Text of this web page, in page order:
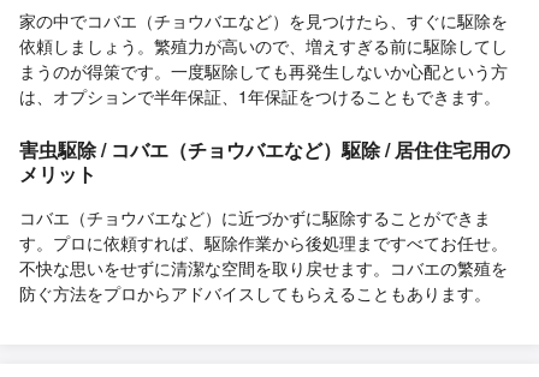
家の中でコバエ（チョウバエなど）を見つけたら、すぐに駆除を
依頼しましょう。繁殖力が高いので、増えすぎる前に駆除してし
まうのが得策です。一度駆除しても再発生しないか心配という方
は、オプションで半年保証、1年保証をつけることもできます。
害虫駆除 / コバエ（チョウバエなど）駆除 / 居住住宅用の
メリット
コバエ（チョウバエなど）に近づかずに駆除することができま
す。プロに依頼すれば、駆除作業から後処理まですべてお任せ。
不快な思いをせずに清潔な空間を取り戻せます。コバエの繁殖を
防ぐ方法をプロからアドバイスしてもらえることもあります。